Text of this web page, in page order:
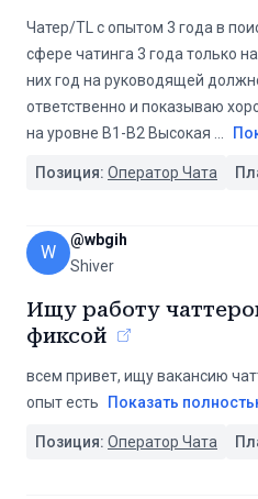
Чатер/TL с опытом 3 года в
сфере чатинга 3 года только
них год на руководящей
ответственно и показываю
на уровне B1-B2 Высокая
Позиция: Оператор Чата
W
@wbgih
Shiver
Ищу работу
фиксой
всем привет, ищу вакансию
опыт есть
Показать
Позиция: Оператор Чата